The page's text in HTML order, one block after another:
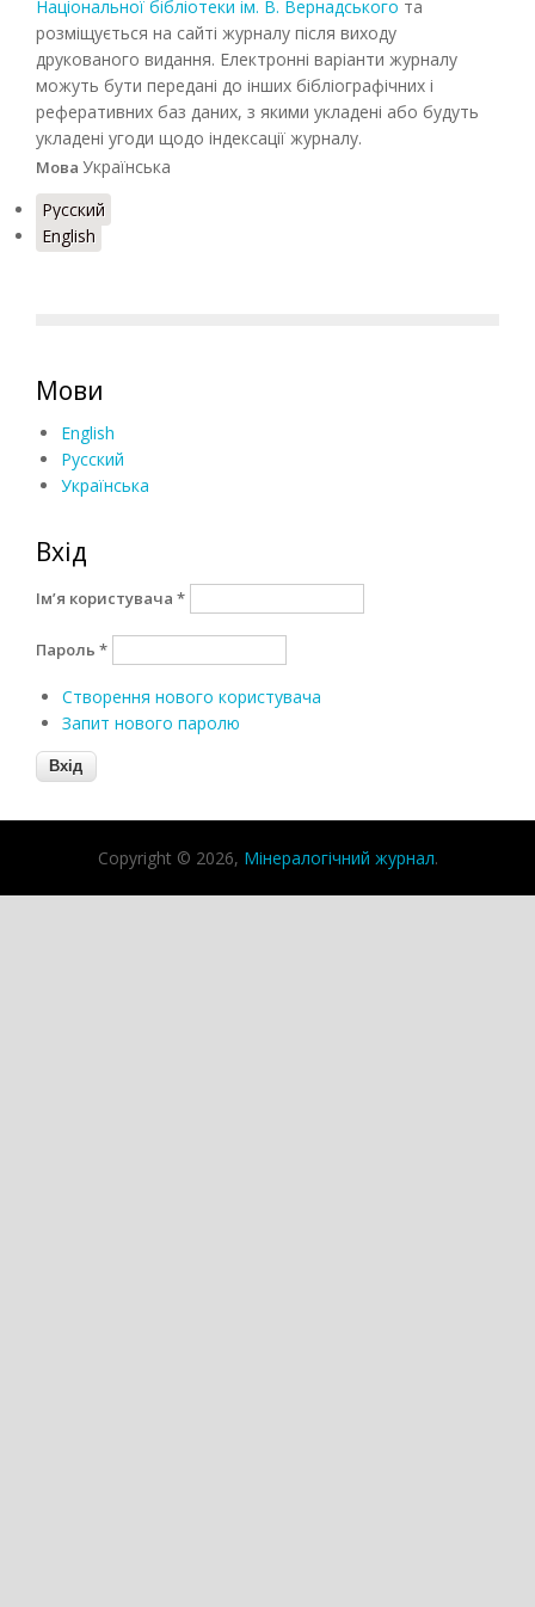
Національної бібліотеки ім. В. Вернадського та
розміщується на сайті журналу після виходу
друкованого видання. Електронні варіанти журналу
можуть бути передані до інших бібліографічних і
реферативних баз даних, з якими укладені або будуть
укладені угоди щодо індексації журналу.
Мова Українська
Русский
English
Мови
English
Русский
Українська
Вхід
Ім’я користувача *
Пароль *
Створення нового користувача
Запит нового паролю
Copyright © 2026, Мінералогічний журнал.